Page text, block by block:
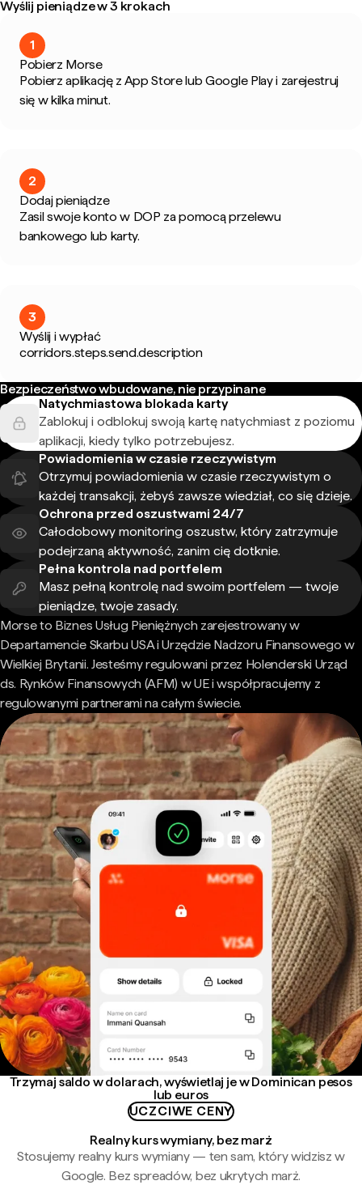
Wyślij pieniądze w 3 krokach
1
Pobierz Morse
Pobierz aplikację z App Store lub Google Play i zarejestruj
się w kilka minut.
2
Dodaj pieniądze
Zasil swoje konto w DOP za pomocą przelewu
bankowego lub karty.
3
Wyślij i wypłać
corridors.steps.send.description
Bezpieczeństwo wbudowane, nie przypinane
Natychmiastowa blokada karty
Zablokuj i odblokuj swoją kartę natychmiast z poziomu
aplikacji, kiedy tylko potrzebujesz.
Powiadomienia w czasie rzeczywistym
Otrzymuj powiadomienia w czasie rzeczywistym o
każdej transakcji, żebyś zawsze wiedział, co się dzieje.
Ochrona przed oszustwami 24/7
Całodobowy monitoring oszustw, który zatrzymuje
podejrzaną aktywność, zanim cię dotknie.
Pełna kontrola nad portfelem
Masz pełną kontrolę nad swoim portfelem — twoje
pieniądze, twoje zasady.
Morse to Biznes Usług Pieniężnych zarejestrowany w
Departamencie Skarbu USA i Urzędzie Nadzoru Finansowego w
Wielkiej Brytanii. Jesteśmy regulowani przez Holenderski Urząd
ds. Rynków Finansowych (AFM) w UE i współpracujemy z
regulowanymi partnerami na całym świecie.
Trzymaj saldo w dolarach, wyświetlaj je w Dominican pesos
lub euros
UCZCIWE CENY
Realny kurs wymiany, bez marż
Stosujemy realny kurs wymiany — ten sam, który widzisz w
Google. Bez spreadów, bez ukrytych marż.